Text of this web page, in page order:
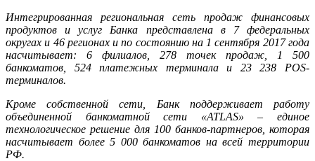
Интегрированная региональная сеть продаж финансовых
продуктов и услуг Банка представлена в 7 федеральных
округах и 46 регионах и по состоянию на 1 сентября 2017 года
насчитывает: 6 филиалов, 278 точек продаж, 1 500
банкоматов, 524 платежных терминала и 23 238 POS-
терминалов.
Кроме собственной сети, Банк поддерживает работу
объединенной банкоматной сети «ATLAS» – единое
технологическое решение для 100 банков-партнеров, которая
насчитывает более 5 000 банкоматов на всей территории
РФ.